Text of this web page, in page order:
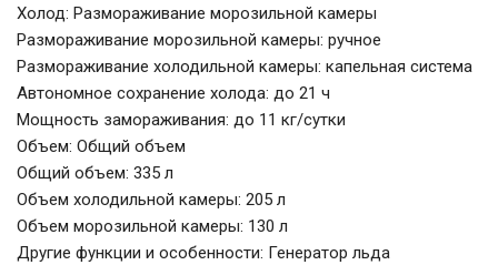
Холод: Размораживание морозильной камеры
Размораживание морозильной камеры: ручное
Размораживание холодильной камеры: капельная система
Автономное сохранение холода: до 21 ч
Мощность замораживания: до 11 кг/cутки
Объем: Общий объем
Общий объем: 335 л
Объем холодильной камеры: 205 л
Объем морозильной камеры: 130 л
Другие функции и особенности: Генератор льда